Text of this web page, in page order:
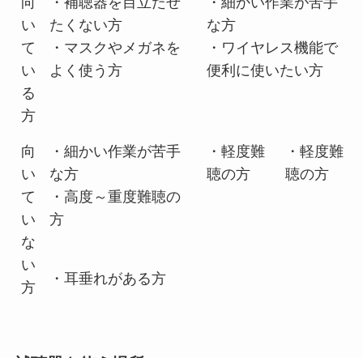
い
て
い
る
方
たくない方
・マスクやメガネを
よく使う方
な方
・ワイヤレス機能で
便利に使いたい方
向
い
て
い
な
い
方
・細かい作業が苦手
な方
・高度～重度難聴の
方
・軽度難
聴の方
・軽度難
聴の方
・耳垂れがある方